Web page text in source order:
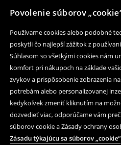
Povolenie súborov
Používame cookies alebo podobné
poskytli čo najlepší zážitok z
Súhlasom so všetkými cookies nám
komfort pri nákupoch na základe
zvykov a prispôsobenie zobrazenia
potrebám alebo personalizovanej
kedykoľvek zmeniť kliknutím na
dozvedieť viac, odporúčame vám
súborov cookie a Zásady ochrany
Zásadu týkajúcu sa súborov „cookie“